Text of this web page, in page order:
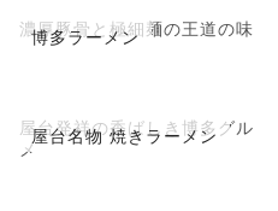
博多ラーメン
濃厚豚骨と極細麺の王道の味
屋台名物 焼きラーメン
屋台発祥の香ばしき博多グル
メ